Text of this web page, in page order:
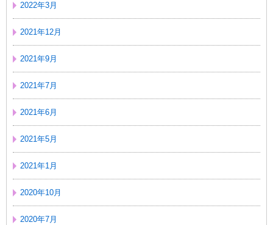
2022年3月
2021年12月
2021年9月
2021年7月
2021年6月
2021年5月
2021年1月
2020年10月
2020年7月